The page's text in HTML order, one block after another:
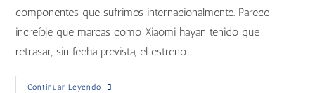
componentes que sufrimos internacionalmente. Parece
increíble que marcas como Xiaomi hayan tenido que
retrasar, sin fecha prevista, el estreno…
Continuar Leyendo